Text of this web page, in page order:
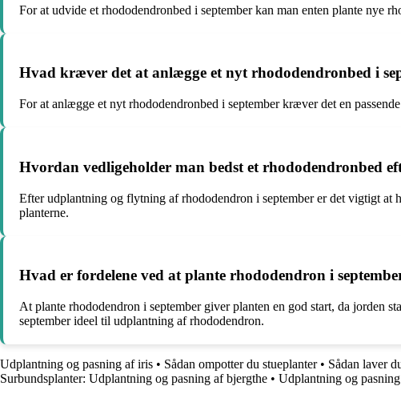
For at udvide et rhododendronbed i september kan man enten plante nye
Hvad kræver det at anlægge et nyt rhododendronbed i
For at anlægge et nyt rhododendronbed i september kræver det en
Hvordan vedligeholder man bedst et rhododendronbed
Efter udplantning og flytning af rhododendron i september er det vigtigt
planterne.
Hvad er fordelene ved at plante rhododendron i
At plante rhododendron i september giver planten en god start, da jorden
september ideel til udplantning af rhododendron.
Udplantning og pasning af iris • Sådan ompotter du stueplanter• Sådan laver
Surbundsplanter: Udplantning og pasning af bjergthe • Udplantning og